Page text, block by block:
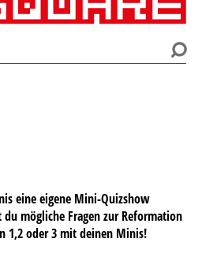
eine eigene Mini-Quizshow
mögliche Fragen zur Reformation
1,2 oder 3 mit deinen Minis!